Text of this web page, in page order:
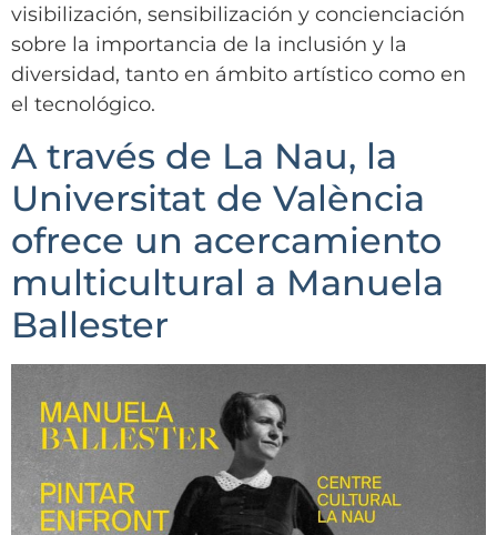
visibilización, sensibilización y concienciación
sobre la importancia de la inclusión y la
diversidad, tanto en ámbito artístico como en
el tecnológico.
A través de La Nau, la
Universitat de València
ofrece un acercamiento
multicultural a Manuela
Ballester